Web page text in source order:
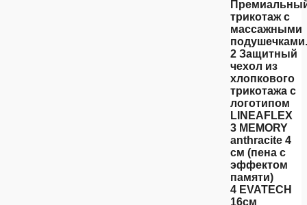
трикотаж с
массажными
подушечками.
2 Защитный
чехол из
хлопкового
трикотажа с
логотипом
LINEAFLEX
3 MEMORY
anthracite 4
см (пена с
эффектом
памяти)
4 EVATECH
16см